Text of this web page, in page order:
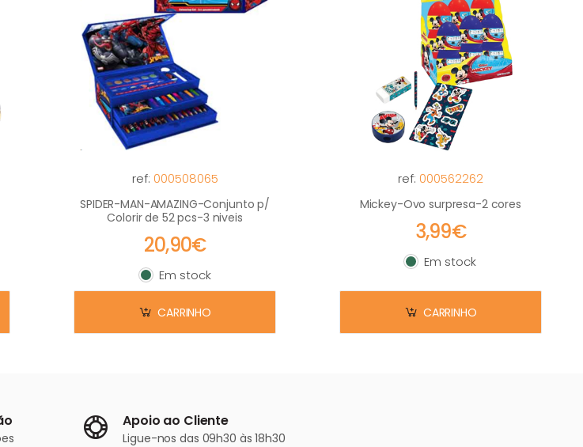
ref: 000508065
SPIDER-MAN-AMAZING-Conjunto p/
Colorir de 52 pcs-3 niveis
20,90€
Em stock
Em stock
CARRINHO
ref: 000562262
Mickey-Ovo surpresa-2 cores
3,99€
Em stock
Em stock
CARRINHO
Apoio ao Cliente
Ligue-nos das 09h30 às 18h30